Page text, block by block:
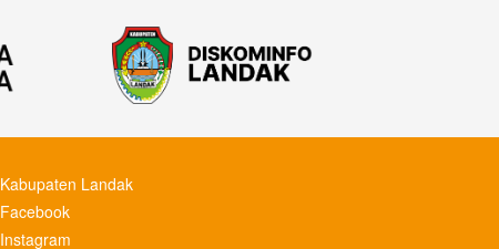
Kabupaten Landak
Facebook
Instagram